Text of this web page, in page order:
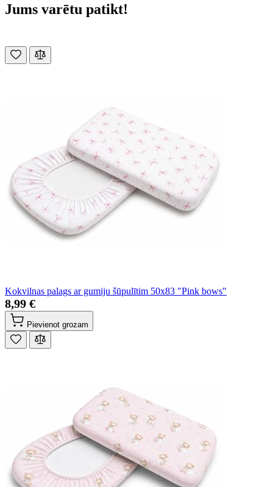
Jums varētu patikt!
Kokvilnas palags ar gumiju šūpulītim 50x83 "Pink bows"
8,99 €
Pievienot grozam